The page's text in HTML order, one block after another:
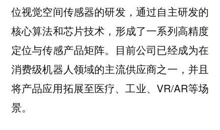
位视觉空间传感器的研发，通过自主研发的
核心算法和芯片技术，形成了一系列高精度
定位与传感产品矩阵。目前公司已经成为在
消费级机器人领域的主流供应商之一，并且
将产品应用拓展至医疗、工业、VR/AR等场
景。